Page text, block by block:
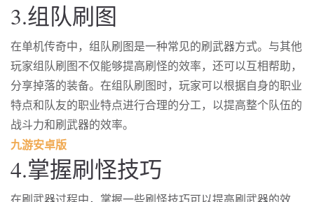
3.组队刷图
在单机传奇中，组队刷图是一种常见的刷武器方式。与其他
玩家组队刷图不仅能够提高刷怪的效率，还可以互相帮助，
分享掉落的装备。在组队刷图时，玩家可以根据自身的职业
特点和队友的职业特点进行合理的分工，以提高整个队伍的
战斗力和刷武器的效率。
九游安卓版
4.掌握刷怪技巧